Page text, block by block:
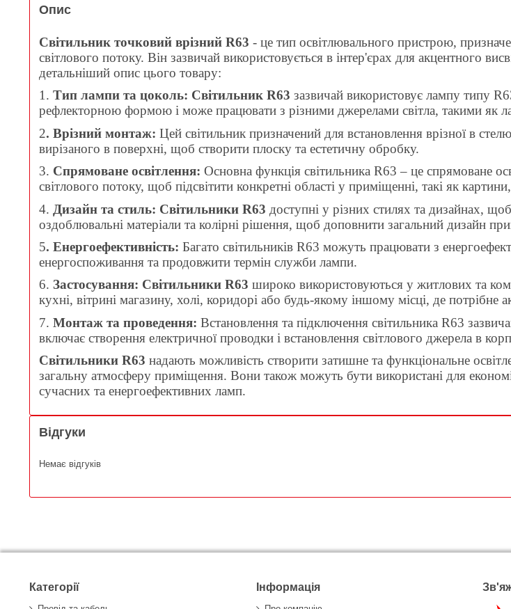
Опис
Світильник точковий врізний R63 - це тип освітлювального пристрою,
світлового потоку. Він зазвичай використовується в інтер'єрах для акцентного
детальніший опис цього товару:
1. Тип лампи та цоколь: Світильник R63 зазвичай використовує лампу типу
рефлекторною формою і може працювати з різними джерелами світла, такими як
2. Врізний монтаж: Цей світильник призначений для встановлення врізної в
вирізаного в поверхні, щоб створити плоску та естетичну обробку.
3. Спрямоване освітлення: Основна функція світильника R63 – це спрямоване
світлового потоку, щоб підсвітити конкретні області у приміщенні, такі як
4. Дизайн та стиль: Світильники R63 доступні у різних стилях та дизайнах,
оздоблювальні матеріали та колірні рішення, щоб доповнити загальний дизайн
5. Енергоефективність: Багато світильників R63 можуть працювати з
енергоспоживання та продовжити термін служби лампи.
6. Застосування: Світильники R63 широко використовуються у житлових та
кухні, вітрині магазину, холі, коридорі або будь-якому іншому місці, де потрібне
7. Монтаж та проведення: Встановлення та підключення світильника R63
включає створення електричної проводки і встановлення світлового джерела в
Світильники R63 надають можливість створити затишне та функціональне
загальну атмосферу приміщення. Вони також можуть бути використані для
сучасних та енергоефективних ламп.
Відгуки
Немає відгуків
Категорії Інформація